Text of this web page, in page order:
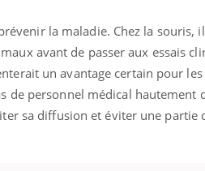
la maladie. Chez la souris,
avant de passer aux essais
un avantage certain pour
de personnel médical hautement
sa diffusion et éviter une partie